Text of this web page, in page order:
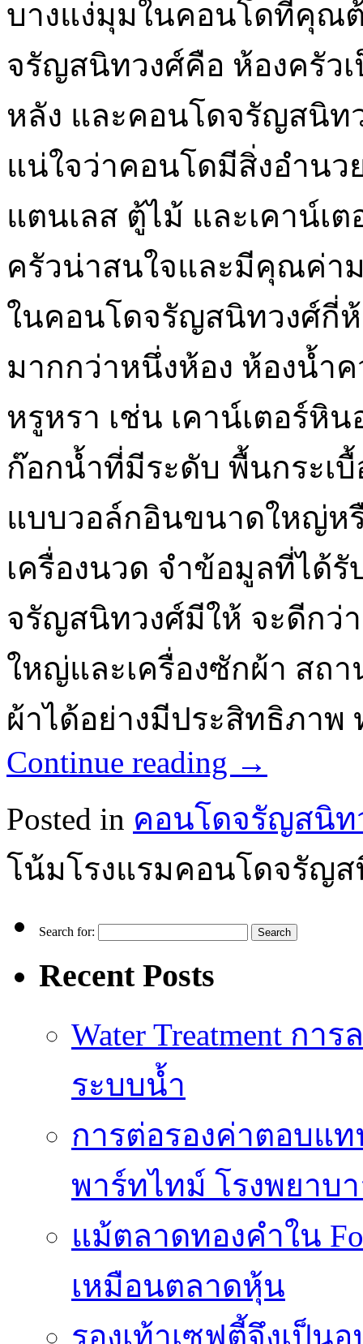
บางแง่มุมในคอนโดที่คุณ
จรัญสนิทวงศ์คือ ห้องครั
หลัง และคอนโดจรัญสนิท
แน่ใจว่าคอนโดมีสิ่งอำนว
แตนเลส ตู้ไม้ และเคาน์เ
ครัวน่าสนใจและมีคุณค่า
ในคอนโดจรัญสนิทวงศ์กี่
มากกว่าหนึ่งห้อง ห้องน้ำ
หรูหรา เช่น เคาน์เตอร์หิ
ก๊อกน้ำที่มีระดับ พื้นกระเ
แบบวอล์กอินขนาดใหญ่ห
เครื่องนวด จำข้อมูลที่ได้
จรัญสนิทวงศ์มีให้ จะดีกว่
ใหญ่และเครื่องซักผ้า สถ
ผ้าได้อย่างมีประสิทธิภา
Continue reading →
Posted in คอนโดจรัญสนิท
โน้มโรงแรมคอนโดจรัญ
Search for:
Recent Posts
Water Treatment ก
ระบบน้ำ
การต่อรองค่าตอบแ
พาร์ทไทม์ โรงพยาบ
แม้ตลาดทองคำใน
เหมือนตลาดหุ้น
รองเท้าเซฟตี้จึงเป็